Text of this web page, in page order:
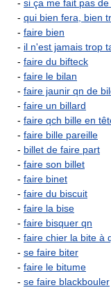
- si ça me fait pas
- qui bien fera, bien
- faire bien
- il n'est jamais trop
- faire du bifteck
- faire le bilan
- faire jaunir qn de
- faire un billard
- faire qch bille en
- faire bille pareille
- billet de faire part
- faire son billet
- faire binet
- faire du biscuit
- faire la bise
- faire bisquer qn
- faire chier la bite à
- se faire biter
- faire le bitume
- se faire blackbouler